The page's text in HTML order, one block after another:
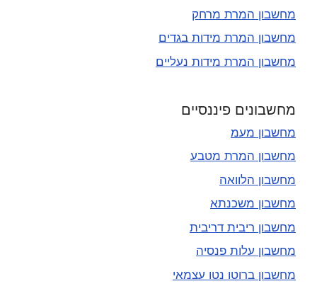
מחשבון המרת מרחק
מחשבון המרת מידות בגדים
מחשבון המרת מידות נעליים
מחשבונים פיננסיים
מחשבון מעמ
מחשבון המרת מטבע
מחשבון הלוואה
מחשבון משכנתא
מחשבון ריבית דריבית
מחשבון עלות פנסיה
מחשבון ברוטו נטו עצמאי